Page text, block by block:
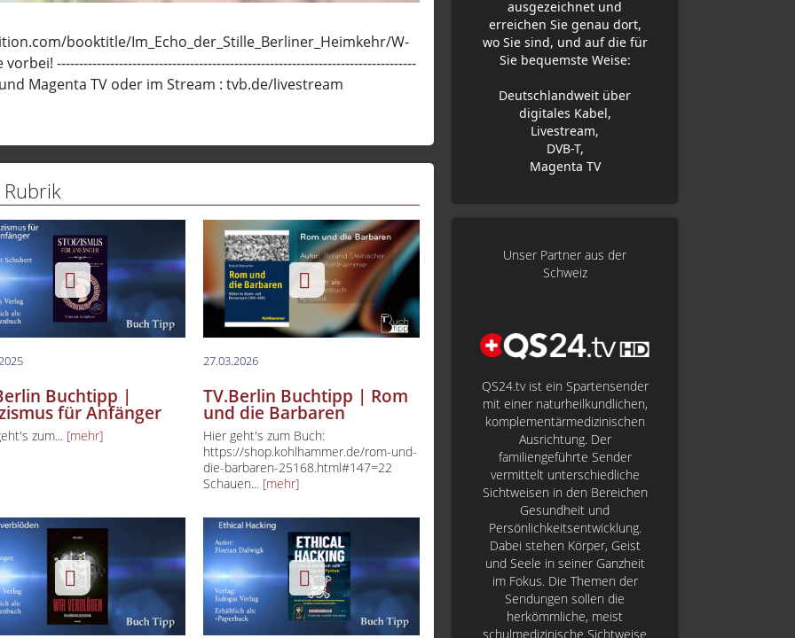
Berlin
für Deutschland
spezial
Aktuell
Creative Capital
& Gesundheit
Des Tages
booktitle/Im_Echo_der_Stille_Berliner_Heimkehr/W-
---------------------------------------------------------------------------------
Magenta TV oder im Stream : tvb.de/livestream
Buchtipp |
für Anfänger
zum... [mehr]
27.03.2026
TV.Berlin Buchtipp | Rom
und die Barbaren
Hier geht's zum Buch:
https://shop.kohlhammer.de/rom-und-
die-barbaren-25168.html#147=22
Schauen... [mehr]
ausgezeichnet und
erreichen Sie genau dort,
wo Sie sind, und auf die für
Sie bequemste Weise:
Deutschlandweit über
digitales Kabel,
Livestream,
DVB-T,
Magenta TV
Unser Partner aus der
Schweiz
QS24.tv ist ein Spartensender
mit einer naturheilkundlichen,
komplementärmedizinischen
Ausrichtung. Der
familiengeführte Sender
vermittelt unterschiedliche
Sichtweisen in den Bereichen
Gesundheit und
Persönlichkeitsentwicklung.
Dabei stehen Körper, Geist
und Seele in seiner Ganzheit
im Fokus. Die Themen der
Sendungen sollen die
herkömmliche, meist
schulmedizinische Sichtweise